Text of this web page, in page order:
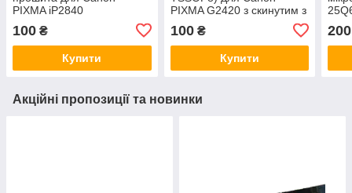
PIXMA iP2840
100 ₴
Купити
PIXMA G2420 з скинутим з
100₴
Купити
200
Акційні пропозиції та новинки